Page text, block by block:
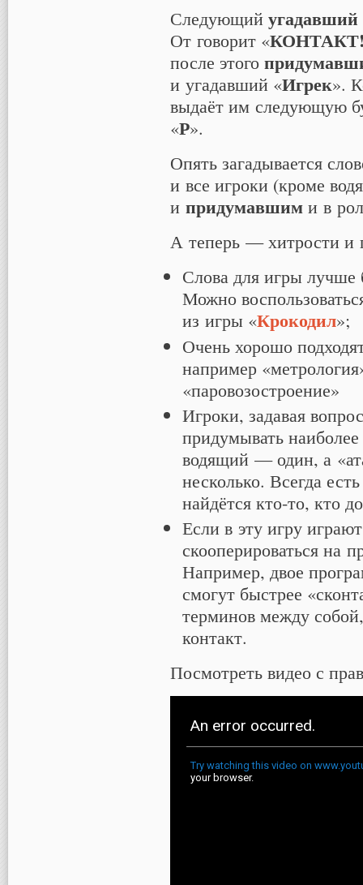
Следующий угадавший
От говорит «
после этого
и угадавший «Игрек».
выдаёт им следующую
«Р».
Опять загадывается
и все игроки (кроме
и придумавшим и в
А теперь — хитрости и
Слова для игры лучше
Можно
из игры «Крокодил»;
Очень хорошо
например
«паровозостроение»
Игроки, задавая
придумывать
водящий — один, а
несколько. Всегда
найдётся кто-то, кто
Если в эту игру
скооперироваться на
Например, двое
смогут быстрее
терминов между
контакт.
Посмотреть видео с